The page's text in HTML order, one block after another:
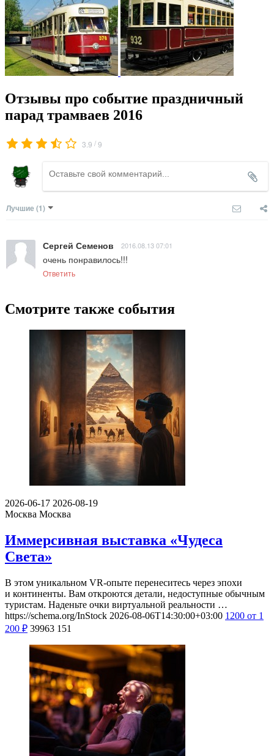
Отзывы про событие праздничный
парад трамваев 2016
3.9 /9
Лучшие (1)
Сергей Семенов 2016.08.13 07:01
очень понравилось!!!
Ответить
Смотрите также события
2026-06-17 2026-08-19
Москва Москва
Иммерсивная выставка «Чудеса
Света»
В этом уникальном VR-опыте перенеситесь через эпохи
и континенты. Вам откроются детали, недоступные обычным
туристам. Наденьте очки виртуальной реальности …
https://schema.org/InStock 2026-08-06T14:30:00+03:00 1200 от 1
200 ₽ 39963 151